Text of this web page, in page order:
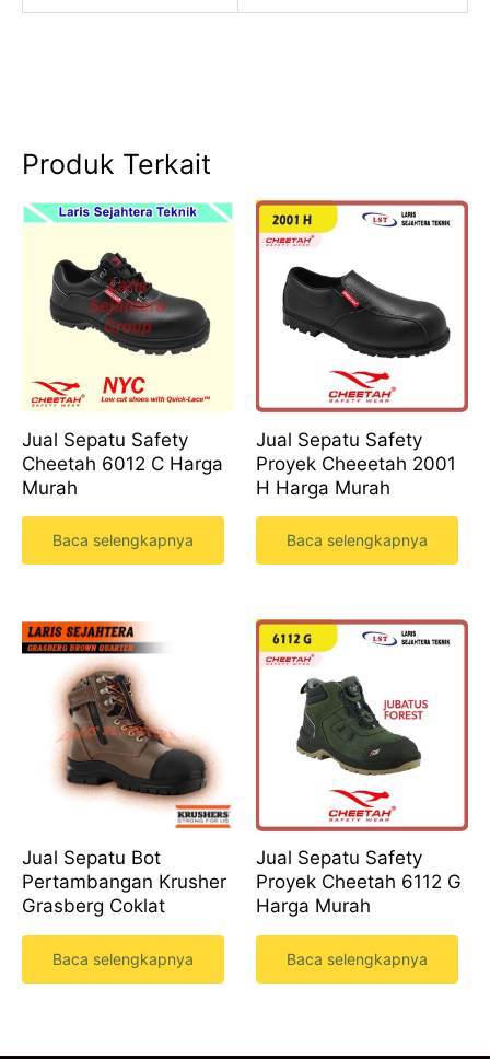
Produk Terkait
Jual Sepatu Safety
Cheetah 6012 C Harga
Murah
Baca selengkapnya
Jual Sepatu Safety
Proyek Cheeetah 2001
H Harga Murah
Baca selengkapnya
Jual Sepatu Bot
Pertambangan Krusher
Grasberg Coklat
Baca selengkapnya
Jual Sepatu Safety
Proyek Cheetah 6112 G
Harga Murah
Baca selengkapnya